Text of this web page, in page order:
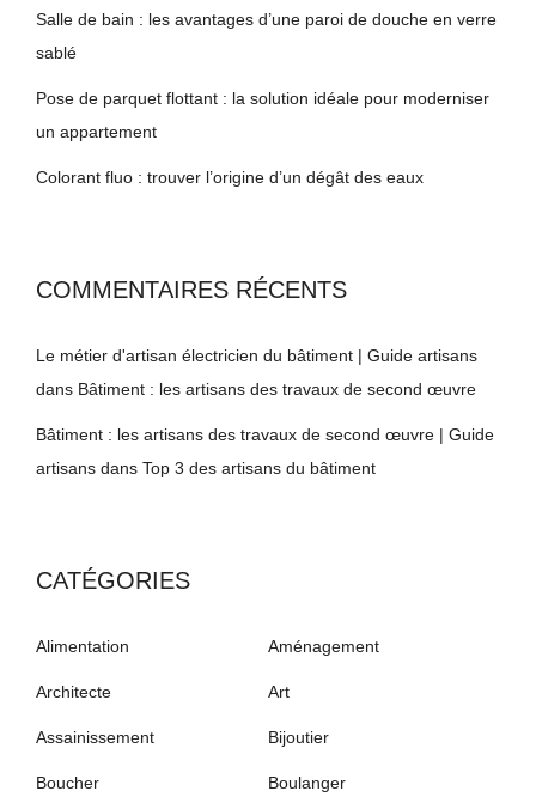
Salle de bain : les avantages d’une paroi de douche en verre
sablé
Pose de parquet flottant : la solution idéale pour moderniser
un appartement
Colorant fluo : trouver l’origine d’un dégât des eaux
COMMENTAIRES RÉCENTS
Le métier d'artisan électricien du bâtiment | Guide artisans
dans Bâtiment : les artisans des travaux de second œuvre
Bâtiment : les artisans des travaux de second œuvre | Guide
artisans dans Top 3 des artisans du bâtiment
CATÉGORIES
Alimentation Aménagement
Architecte Art
Assainissement Bijoutier
Boucher Boulanger